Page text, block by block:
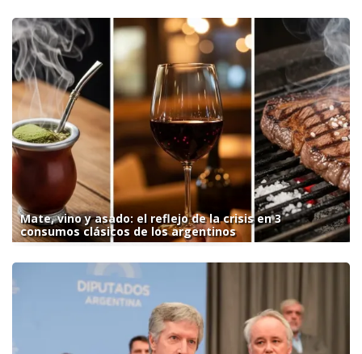
Mate, vino y asado: el reflejo de la crisis en 3
consumos clásicos de los argentinos